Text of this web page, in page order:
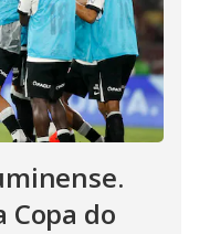
Copa do